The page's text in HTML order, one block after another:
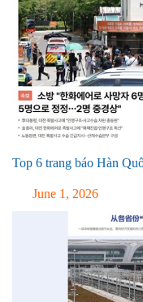
Top 6 trang báo Hàn
June 1, 2026